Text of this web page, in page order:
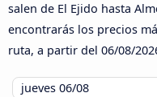
salen de El Ejido hasta
encontrarás los precios
ruta, a partir del 06/08/
jueves 06/08